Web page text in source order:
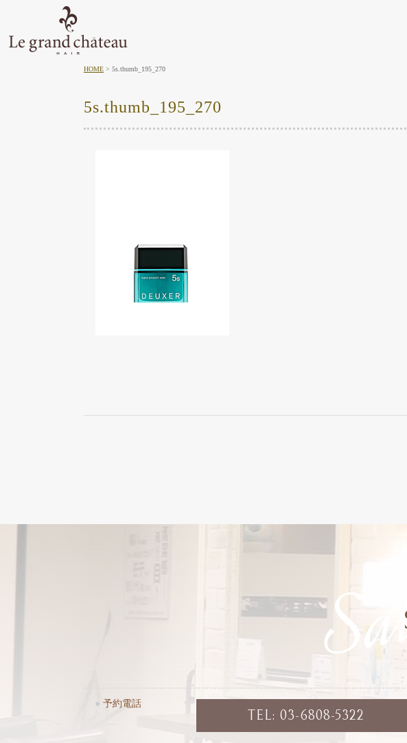
HOME 5s.thumb_195_270
5s.thumb_195_270
● 予約電話
TEL: 03-6808-5322